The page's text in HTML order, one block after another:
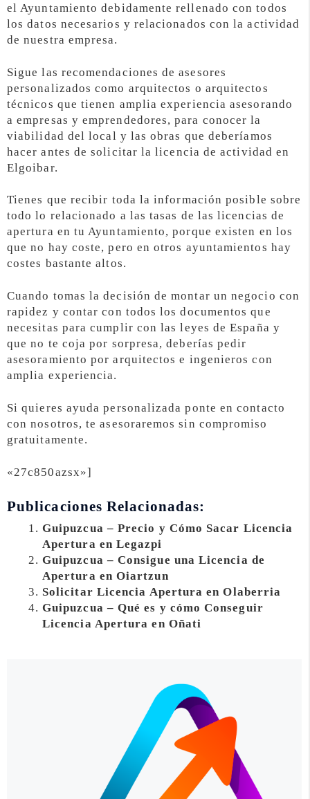
el Ayuntamiento debidamente rellenado con todos
los datos necesarios y relacionados con la actividad
de nuestra empresa.
Sigue las recomendaciones de asesores
personalizados como arquitectos o arquitectos
técnicos que tienen amplia experiencia asesorando
a empresas y emprendedores, para conocer la
viabilidad del local y las obras que deberíamos
hacer antes de solicitar la licencia de actividad en
Elgoibar.
Tienes que recibir toda la información posible sobre
todo lo relacionado a las tasas de las licencias de
apertura en tu Ayuntamiento, porque existen en los
que no hay coste, pero en otros ayuntamientos hay
costes bastante altos.
Cuando tomas la decisión de montar un negocio con
rapidez y contar con todos los documentos que
necesitas para cumplir con las leyes de España y
que no te coja por sorpresa, deberías pedir
asesoramiento por arquitectos e ingenieros con
amplia experiencia.
Si quieres ayuda personalizada ponte en contacto
con nosotros, te asesoraremos sin compromiso
gratuitamente.
«27c850azsx»]
Publicaciones Relacionadas:
Guipuzcua – Precio y Cómo Sacar Licencia
Apertura en Legazpi
Guipuzcua – Consigue una Licencia de
Apertura en Oiartzun
Solicitar Licencia Apertura en Olaberria
Guipuzcua – Qué es y cómo Conseguir
Licencia Apertura en Oñati